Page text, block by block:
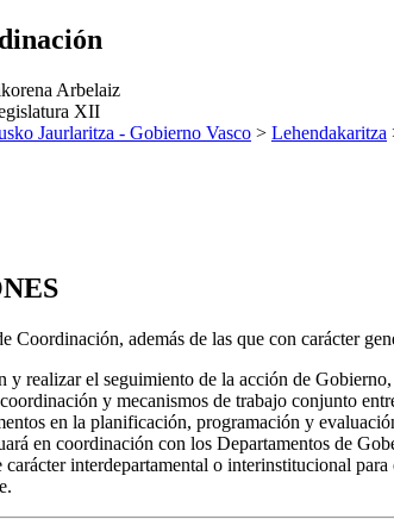
Arbelaiz
XII
Jaurlaritza - Gobierno Vasco > Lehendakaritza
Coordinación, además de las que con carácter
y realizar el seguimiento de la acción de
y mecanismos de trabajo conjunto
en la planificación, programación y
en coordinación con los Departamentos de
carácter interdepartamental o interinstitucional